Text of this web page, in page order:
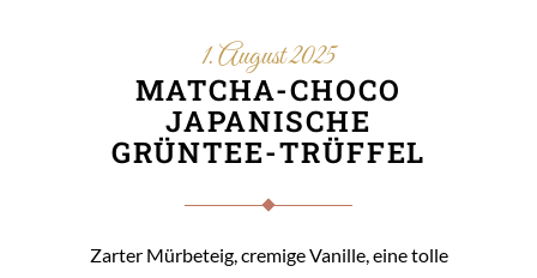
1. August 2025
MATCHA-CHOCO
JAPANISCHE
GRÜNTEE-TRÜFFEL
Zarter Mürbeteig, cremige Vanille, eine tolle